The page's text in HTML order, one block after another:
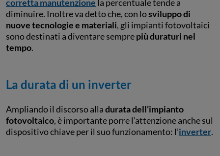
corretta manutenzione la percentuale tende a
diminuire. Inoltre va detto che, con losviluppo di
nuove tecnologie e materiali, gli impianti fotovoltaici
sono destinati a diventare semprepiù duraturi nel
tempo.
La durata di un inverter
Ampliando il discorso alladurata dell’impianto
fotovoltaico, è importante porre l’attenzione anche sul
dispositivo chiave per il suo funzionamento: l’inverter.